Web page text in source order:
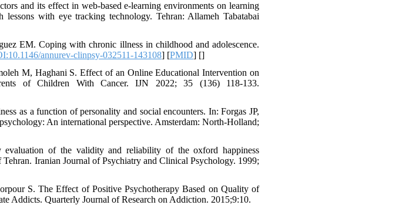
and its effect in web-based e-learning environments on learning
lessons with eye tracking technology. Tehran: Allameh Tabatabai
EM. Coping with chronic illness in childhood and adolescence.
annurev-clinpsy-032511-143108] [PMID] []
M, Haghani S. Effect of an Online Educational Intervention on
of Children With Cancer. IJN 2022; 35 (136) 118-133.
as a function of personality and social encounters. In: Forgas JP,
An international perspective. Amsterdam: North-Holland;
of the validity and reliability of the oxford happiness
Iranian Journal of Psychiatry and Clinical Psychology. 1999;
S. The Effect of Positive Psychotherapy Based on Quality of
Addicts. Quarterly Journal of Research on Addiction. 2015;9:10.